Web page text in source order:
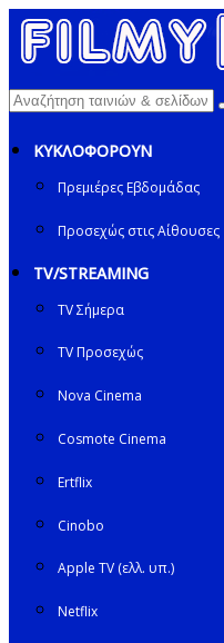
ΚΥΚΛΟΦΟΡΟΥΝ
Πρεμιέρες Εβδομάδας
Προσεχώς στις Αίθουσες
TV/STREAMING
TV Σήμερα
TV Προσεχώς
Nova Cinema
Cosmote Cinema
Ertflix
Cinobo
Apple TV (ελλ. υπ.)
Netflix